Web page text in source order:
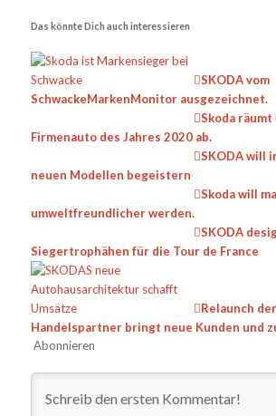
Das könnte Dich auch interessieren
SKODA vom
SchwackeMarkenMonitor ausgezeichnet.
Skoda räumt
Firmenauto des Jahres 2020 ab.
SKODA will
neuen Modellen begeistern
Skoda will
umweltfreundlicher werden.
SKODA
Siegertrophähen für die Tour de France
Relaunch
Handelspartner bringt neue Kunden und
Abonnieren